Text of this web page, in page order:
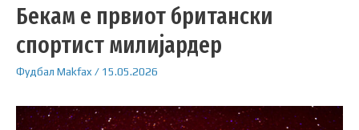
Бекам е првиот британски
спортист милијардер
Фудбал Makfax / 15.05.2026